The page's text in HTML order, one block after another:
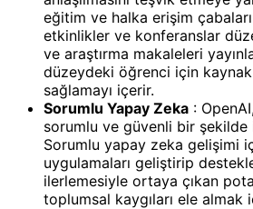
eğitim ve halka erişim
etkinlikler ve konferanslar
ve araştırma makaleleri
düzeydeki öğrenci için
sağlamayı içerir.
Sorumlu Yapay Zeka :
sorumlu ve güvenli bir şekilde
Sorumlu yapay zeka gelişimi
uygulamaları geliştirip
ilerlemesiyle ortaya çıkan
toplumsal kaygıları ele almak